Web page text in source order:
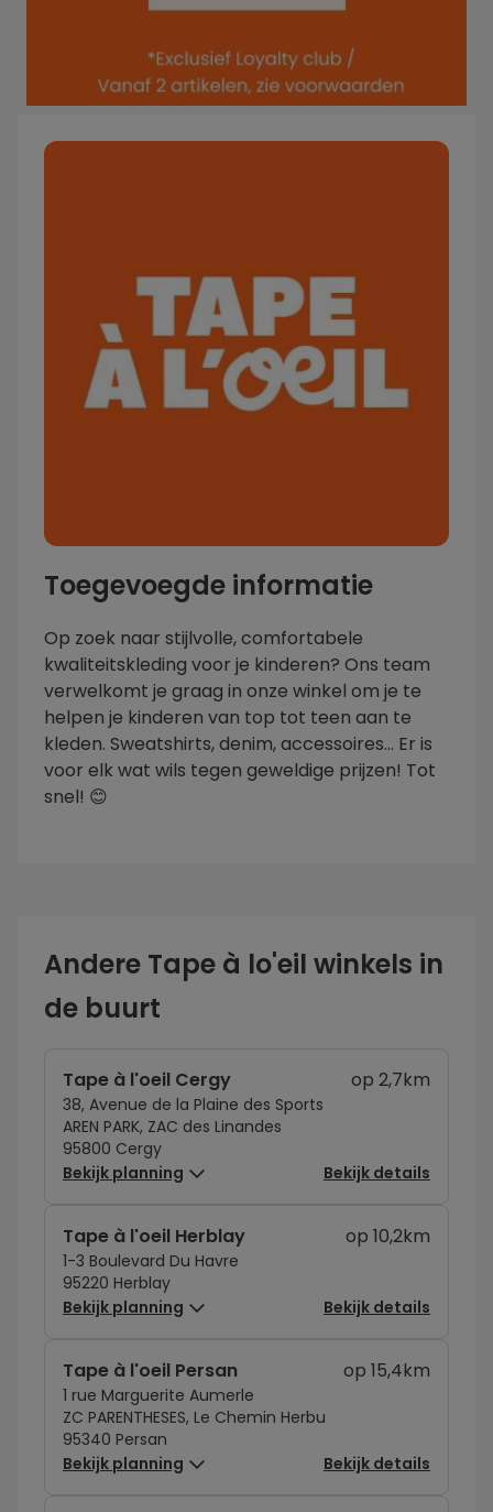
Toegevoegde informatie
Op zoek naar stijlvolle, comfortabele
kwaliteitskleding voor je kinderen? Ons team
verwelkomt je graag in onze winkel om je te
helpen je kinderen van top tot teen aan te
kleden. Sweatshirts, denim, accessoires... Er is
voor elk wat wils tegen geweldige prijzen! Tot
snel! 😊
Andere Tape à lo'eil winkels in
de buurt
Tape à l'oeil Cergy
38, Avenue de la Plaine des Sports
AREN PARK, ZAC des Linandes
95800 Cergy
op 2,7km
Bekijk planning Bekijk details
Tape à l'oeil Herblay
1-3 Boulevard Du Havre
95220 Herblay
op 10,2km
Bekijk planning Bekijk details
Tape à l'oeil Persan
1 rue Marguerite Aumerle
ZC PARENTHESES, Le Chemin Herbu
95340 Persan
op 15,4km
Bekijk planning Bekijk details